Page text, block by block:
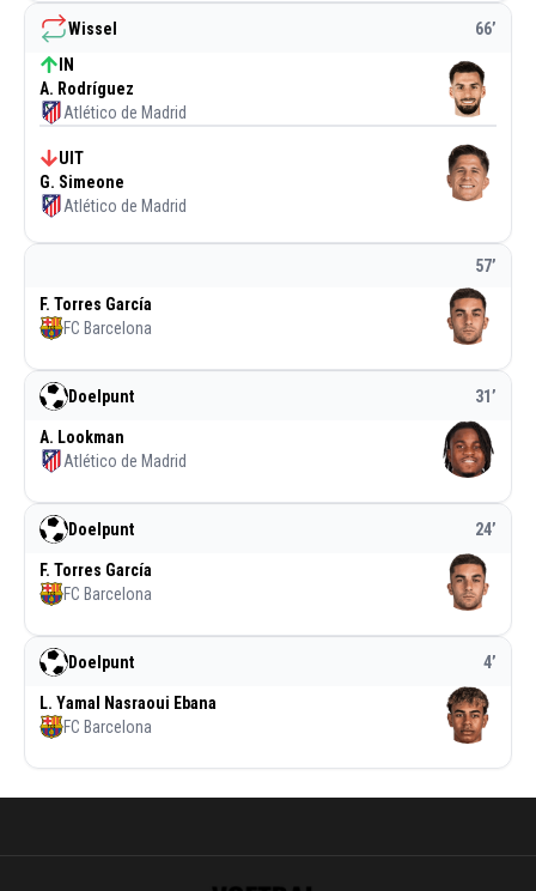
Doelpunt 4’
L. Yamal Nasraoui Ebana
FC Barcelona
Doelpunt 24’
F. Torres García
FC Barcelona
Doelpunt 31’
A. Lookman
Atlético de Madrid
57’
F. Torres García
FC Barcelona
Wissel 66’
IN
A. Rodríguez
Atlético de Madrid
UIT
G. Simeone
Atlético de Madrid